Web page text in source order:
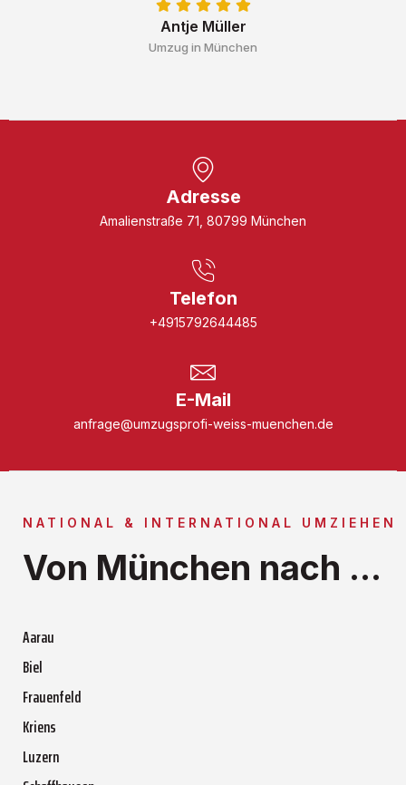
Antje Müller
Umzug in München
Adresse
Amalienstraße 71, 80799 München
Telefon
+4915792644485
E-Mail
anfrage@umzugsprofi-weiss-muenchen.de
NATIONAL & INTERNATIONAL UMZIEHEN
Von München nach ...
Aarau
Biel
Frauenfeld
Kriens
Luzern